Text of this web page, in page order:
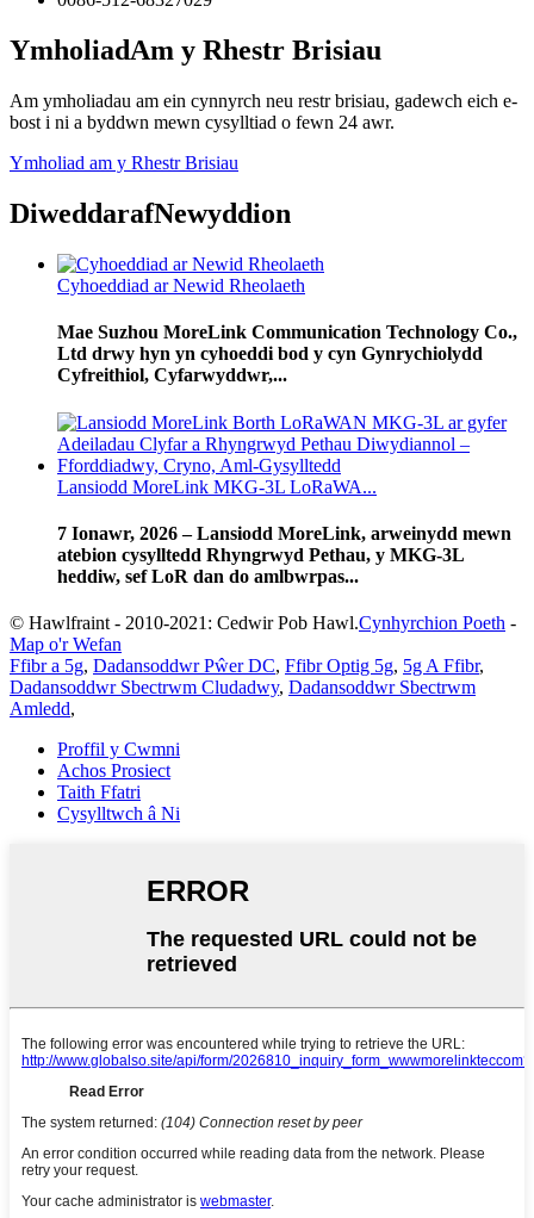
YmholiadAm y Rhestr Brisiau
Am ymholiadau am ein cynnyrch neu restr brisiau, gadewch eich e-
bost i ni a byddwn mewn cysylltiad o fewn 24 awr.
Ymholiad am y Rhestr Brisiau
DiweddarafNewyddion
Cyhoeddiad ar Newid Rheolaeth
Mae Suzhou MoreLink Communication Technology Co.,
Ltd drwy hyn yn cyhoeddi bod y cyn Gynrychiolydd
Cyfreithiol, Cyfarwyddwr,...
Lansiodd MoreLink MKG-3L LoRaWA...
7 Ionawr, 2026 – Lansiodd MoreLink, arweinydd mewn
atebion cysylltedd Rhyngrwyd Pethau, y MKG-3L
heddiw, sef LoR dan do amlbwrpas...
© Hawlfraint - 2010-2021: Cedwir Pob Hawl.Cynhyrchion Poeth -
Map o'r Wefan
Ffibr a 5g, Dadansoddwr Pŵer DC, Ffibr Optig 5g, 5g A Ffibr,
Dadansoddwr Sbectrwm Cludadwy, Dadansoddwr Sbectrwm
Amledd,
Proffil y Cwmni
Achos Prosiect
Taith Ffatri
Cysylltwch â Ni